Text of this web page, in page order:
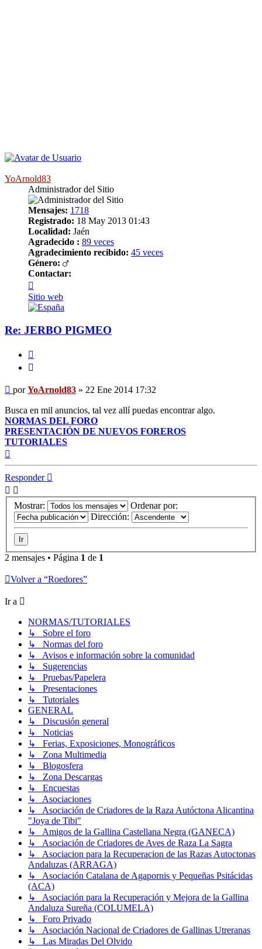
YoArnold83
Administrador del Sitio
Mensajes: 1718
Registrado: 18 May 2013 01:43
Localidad: Jaén
Agradecido : 89 veces
Agradecimiento recibido: 45 veces
Género:
Contactar:
YoArnold83
Sitio web
Re: JERBO PIGMEO
Mensaje
porYoArnold83 » 22 Ene 2014 17:32
Busca en mil anuncios, tal vez allí puedas encontrar algo.
NORMAS DEL FORO
PRESENTACIÓN DE NUEVOS FOREROS
TUTORIALES
Responder
Mostrar:
Ordenar por:
Dirección:
2 mensajes • Página 1 de 1
Volver a “Roedores”
Ir a
NORMAS/TUTORIALES
↳ Sobre el foro
↳ Normas del foro
↳ Avisos e información sobre la comunidad
↳ Sugerencias
↳ Pruebas/Papelera
↳ Presentaciones
↳ Tutoriales
GENERAL
↳ Discusión general
↳ Noticias
↳ Ferias, Exposiciones, Monográficos
↳ Zona Multimedia
↳ Blogosfera
↳ Zona Descargas
↳ Encuestas
↳ Asociaciones
↳ Asociación de Criadores de la Raza Autóctona Alicantina
"Joya de Tibi"
↳ Amigos de la Gallina Castellana Negra (GANECA)
↳ Asociación de Criadores de Aves de Raza La Sagra
↳ Asociacion para la Recuperacion de las Razas Autoctonas
Andaluzas (ARRAGA)
↳ Asociación Catalana de Agapornis y Pequeñas Psitácidas
(ACA)
↳ Asociación para la Recuperación y Mejora de la Gallina
Andaluza Sureña (COLUMELA)
↳ Foro Privado
↳ Asociación Nacional de Criadores de Gallinas Utreranas
↳ Las Miradas Del Olvido